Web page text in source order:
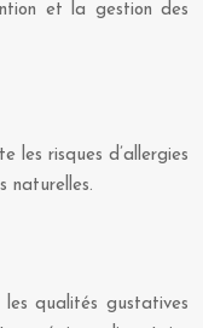
et la gestion des
les risques d’allergies
naturelles.
les qualités gustatives